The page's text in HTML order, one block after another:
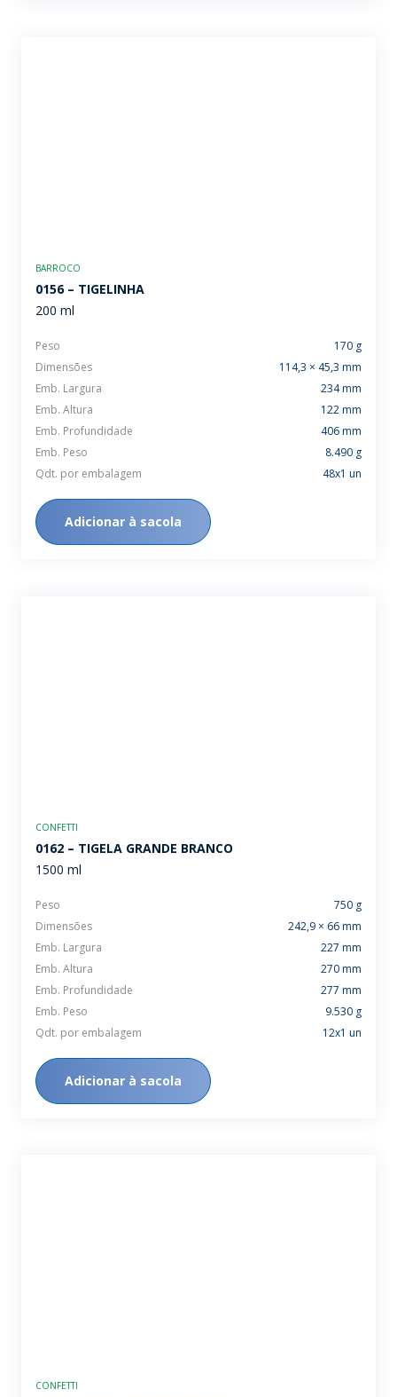
BARROCO
0156 – TIGELINHA
200 ml
Peso
170 g
Dimensões
114,3 × 45,3 mm
Emb. Largura
234 mm
Emb. Altura
122 mm
Emb. Profundidade
406 mm
Emb. Peso
8.490 g
Qdt. por embalagem
48x1 un
Adicionar à sacola
CONFETTI
0162 – TIGELA GRANDE BRANCO
1500 ml
Peso
750 g
Dimensões
242,9 × 66 mm
Emb. Largura
227 mm
Emb. Altura
270 mm
Emb. Profundidade
277 mm
Emb. Peso
9.530 g
Qdt. por embalagem
12x1 un
Adicionar à sacola
CONFETTI